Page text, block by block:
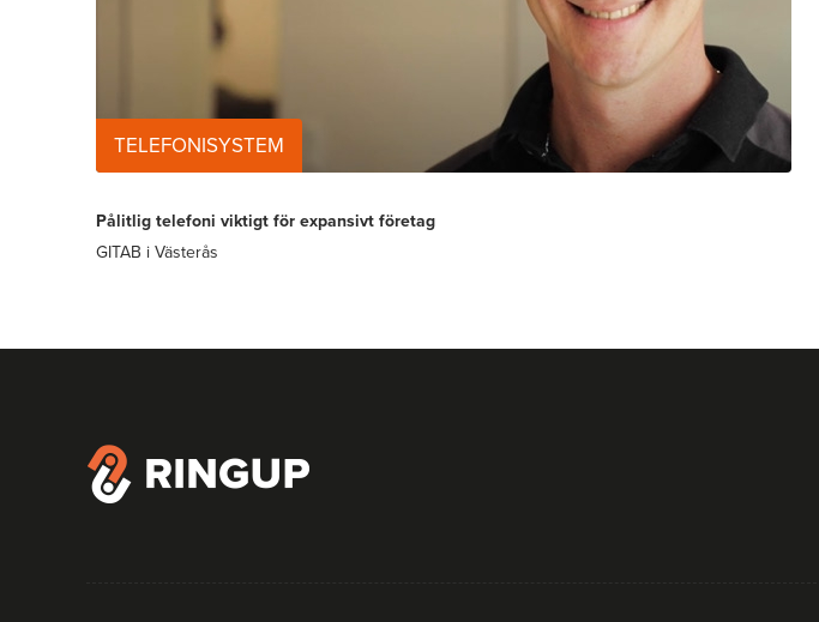
TELEFONISYSTEM
Pålitlig telefoni viktigt för expansivt företag
GITAB i Västerås